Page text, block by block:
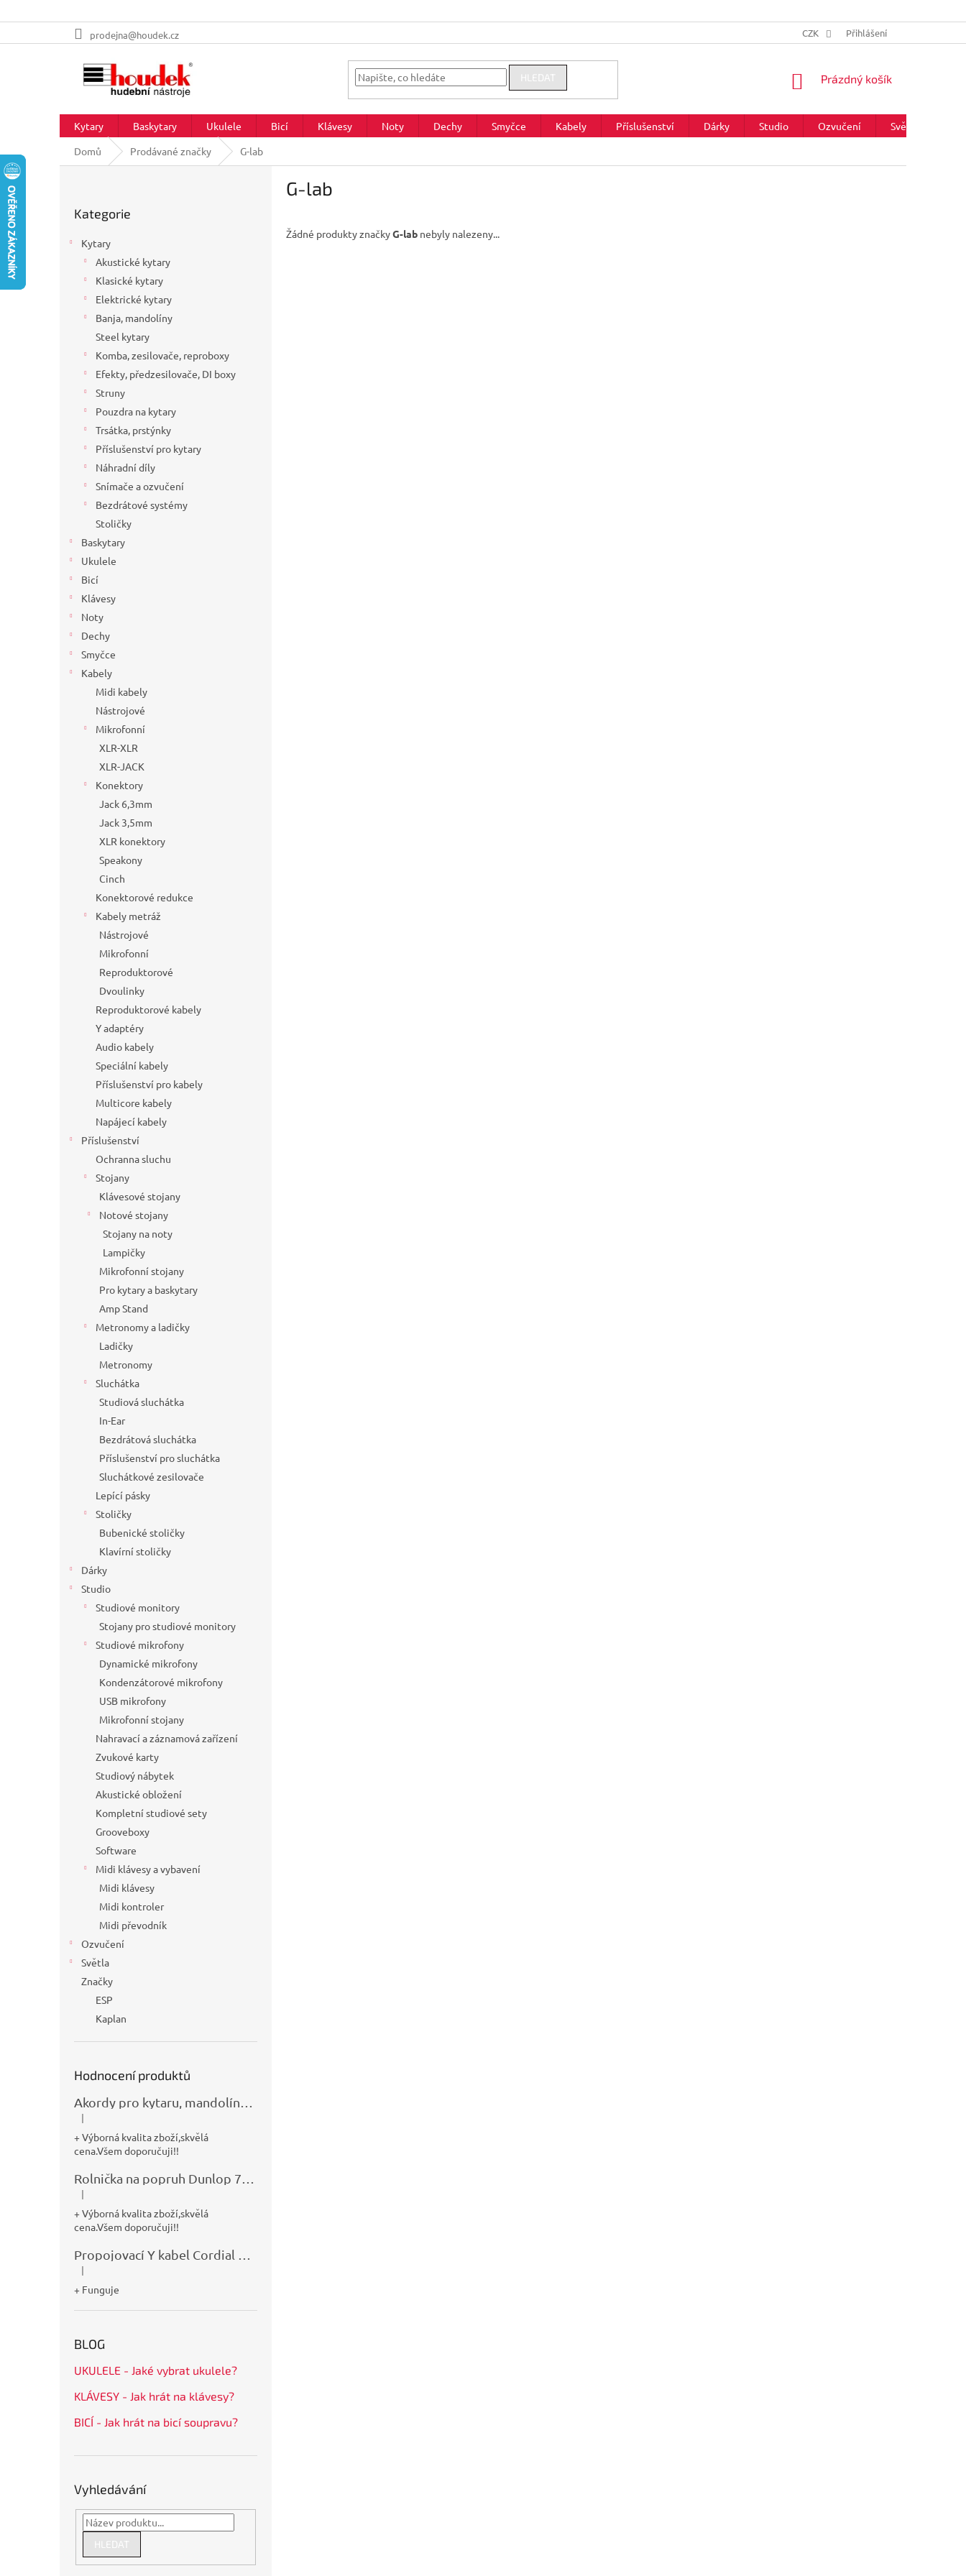
na
prodejna@houdek.cz CZK Přihlášení
HLEDAT
NÁKUPNÍ
Prázdný košík
Kytary Baskytary Ukulele Bicí Klávesy Noty Dechy Smyčce Kabely Příslušenství Dárky Studio Ozvučení Světla
Domů
Prodávané značky G-lab
kategorie
Kategorie
Kytary
Akustické kytary
Klasické kytary
Elektrické kytary
Banja, mandolíny
Steel kytary
Komba, zesilovače, reproboxy
Efekty, předzesilovače, DI boxy
Struny
Pouzdra na kytary
Trsátka, prstýnky
Příslušenství pro kytary
Náhradní díly
Snímače a ozvučení
Bezdrátové systémy
Stoličky
Baskytary
Ukulele
Bicí
Klávesy
Noty
Dechy
Smyčce
Kabely
Midi kabely
Nástrojové
Mikrofonní
XLR-XLR
XLR-JACK
Konektory
Jack 6,3mm
Jack 3,5mm
XLR konektory
Speakony
Cinch
Konektorové redukce
Kabely metráž
Nástrojové
Mikrofonní
Reproduktorové
Dvoulinky
Reproduktorové kabely
Y adaptéry
Audio kabely
Speciální kabely
Příslušenství pro kabely
Multicore kabely
Napájecí kabely
Příslušenství
Ochranna sluchu
Stojany
Klávesové stojany
Notové stojany
Stojany na noty
Lampičky
Mikrofonní stojany
Pro kytary a baskytary
Amp Stand
Metronomy a ladičky
Ladičky
Metronomy
Sluchátka
Studiová sluchátka
In-Ear
Bezdrátová sluchátka
Příslušenství pro sluchátka
Sluchátkové zesilovače
Lepící pásky
Stoličky
Bubenické stoličky
Klavírní stoličky
Dárky
Studio
Studiové monitory
Stojany pro studiové monitory
Studiové mikrofony
Dynamické mikrofony
Kondenzátorové mikrofony
USB mikrofony
Mikrofonní stojany
Nahravací a záznamová zařízení
Zvukové karty
Studiový nábytek
Akustické obložení
Kompletní studiové sety
Grooveboxy
Software
Midi klávesy a vybavení
Midi klávesy
Midi kontroler
Midi převodník
Ozvučení
Světla
Značky
ESP
Kaplan
Hodnocení produktů
Hodnocení produktu je 5 z 5 hvězdiček.
|
+ Výborná kvalita zboží,skvělá
cena.Všem doporučuji!!
Hodnocení produktu je 5 z 5 hvězdiček.
|
+ Výborná kvalita zboží,skvělá
cena.Všem doporučuji!!
Hodnocení produktu je 5 z 5 hvězdiček.
|
+ Funguje
BLOG
UKULELE - Jaké vybrat ukulele?
KLÁVESY - Jak hrát na klávesy?
BICÍ - Jak hrát na bicí soupravu?
Vyhledávání
HLEDAT
G-lab
Žádné produkty značkyG-lab nebyly nalezeny...